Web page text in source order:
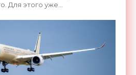
Для этого уже